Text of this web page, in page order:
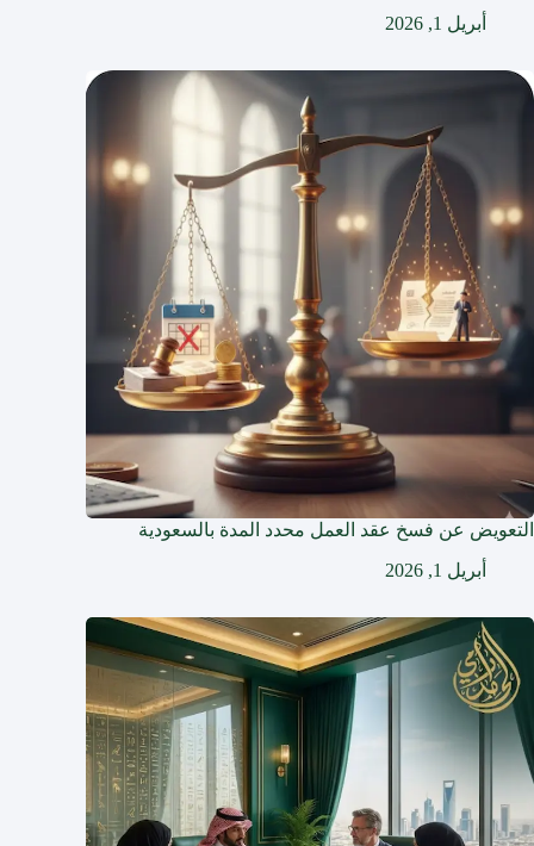
أبريل 1, 2026
التعويض عن فسخ عقد العمل محدد المدة بالسعودية
أبريل 1, 2026